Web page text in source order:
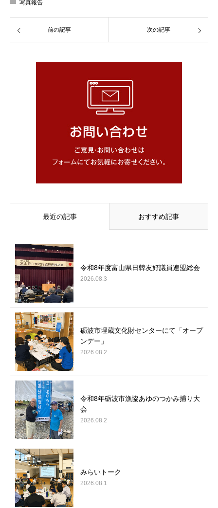
写真報告
前の記事 次の記事
最近の記事 おすすめ記事
令和8年度富山県日韓友好議員連盟総会
2026.08.3
砺波市埋蔵文化財センターにて「オープ
ンデー」
2026.08.2
令和8年砺波市漁協あゆのつかみ捕り大
会
2026.08.2
みらいトーク
2026.08.1